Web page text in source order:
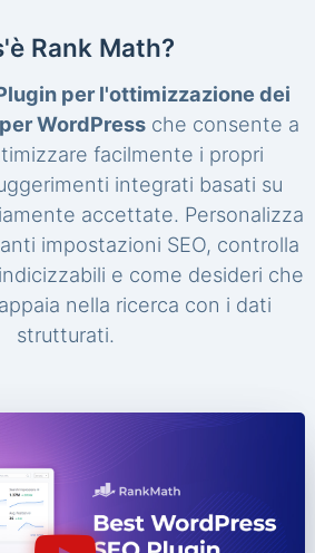
Rank Math?
per l'ottimizzazione dei
WordPressche consente a
facilmente i propri
integrati basati su
accettate. Personalizza
impostazioni SEO, controlla
e come desideri che
nella ricerca con i dati
strutturati.